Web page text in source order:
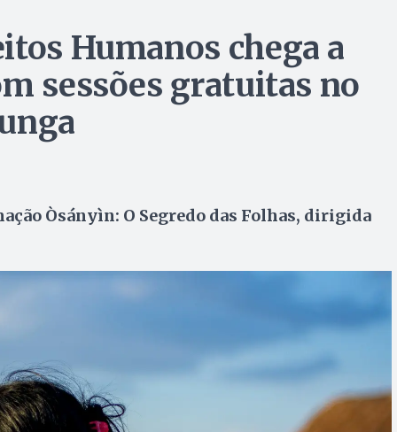
Humanos chega a
sessões gratuitas no
Òsányìn: O Segredo das Folhas, dirigida